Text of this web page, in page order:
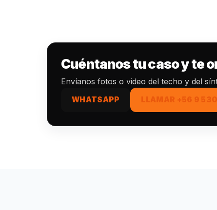
Cuéntanos tu caso y te
Envíanos fotos o video del techo y del
WHATSAPP LLAMAR +56 9